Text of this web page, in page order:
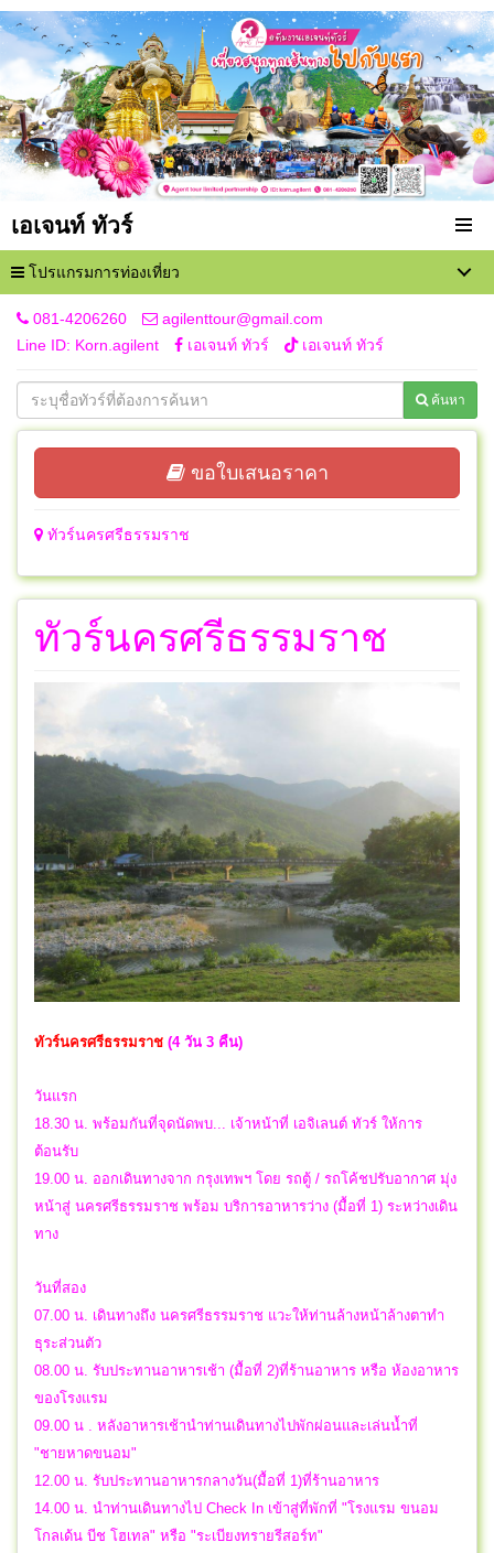
เอเจนท์ ทัวร์
โปรแกรมการท่องเที่ยว
081-4206260
agilenttour@gmail.com
Line ID: Korn.agilent
เอเจนท์ ทัวร์ เอเจนท์ ทัวร์
ค้นหา
ขอใบเสนอราคา
ทัวร์นครศรีธรรมราช
ทัวร์นครศรีธรรมราช
ทัวร์นครศรีธรรมราช (4 วัน 3 คืน)
วันแรก
18.30 น. พร้อมกันที่จุดนัดพบ... เจ้าหน้าที่ เอจิเลนต์ ทัวร์ ให้การ
ต้อนรับ
19.00 น. ออกเดินทางจาก กรุงเทพฯ โดย รถตู้ / รถโค้ชปรับอากาศ มุ่ง
หน้าสู่ นครศรีธรรมราช พร้อม บริการอาหารว่าง (มื้อที่ 1) ระหว่างเดิน
ทาง
วันที่สอง
07.00 น. เดินทางถึง นครศรีธรรมราช แวะให้ท่านล้างหน้าล้างตาทำ
ธุระส่วนตัว
08.00 น. รับประทานอาหารเช้า (มื้อที่ 2)ที่ร้านอาหาร หรือ ห้องอาหาร
ของโรงแรม
09.00 น . หลังอาหารเช้านำท่านเดินทางไปพักผ่อนและเล่นน้ำที่
"ชายหาดขนอม"
12.00 น. รับประทานอาหารกลางวัน(มื้อที่ 1)ที่ร้านอาหาร
14.00 น. นำท่านเดินทางไป Check In เข้าสู่ที่พักที่ "โรงแรม ขนอม
โกลเด้น บีช โฮเทล" หรือ "ระเบียงทรายรีสอร์ท"